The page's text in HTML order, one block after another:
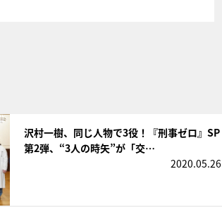
沢村一樹、同じ人物で3役！『刑事ゼロ』SP
第2弾、“3人の時矢”が「交…
2020.05.26